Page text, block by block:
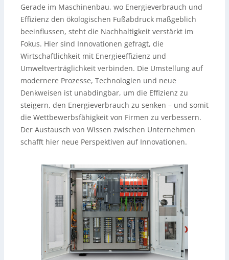
Gerade im Maschinenbau, wo Energieverbrauch und
Effizienz den ökologischen Fußabdruck maßgeblich
beeinflussen, steht die Nachhaltigkeit verstärkt im
Fokus. Hier sind Innovationen gefragt, die
Wirtschaftlichkeit mit Energieeffizienz und
Umweltverträglichkeit verbinden. Die Umstellung auf
modernere Prozesse, Technologien und neue
Denkweisen ist unabdingbar, um die Effizienz zu
steigern, den Energieverbrauch zu senken – und somit
die Wettbewerbsfähigkeit von Firmen zu verbessern.
Der Austausch von Wissen zwischen Unternehmen
schafft hier neue Perspektiven auf Innovationen.